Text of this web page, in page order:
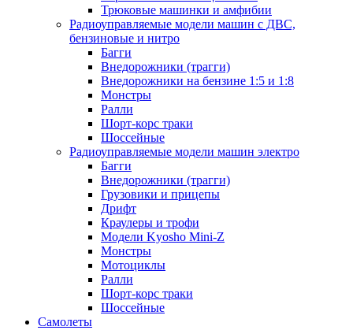
Трюковые машинки и амфибии
Радиоуправляемые модели машин с ДВС,
бензиновые и нитро
Багги
Внедорожники (трагги)
Внедорожники на бензине 1:5 и 1:8
Монстры
Ралли
Шорт-корс траки
Шоссейные
Радиоуправляемые модели машин электро
Багги
Внедорожники (трагги)
Грузовики и прицепы
Дрифт
Краулеры и трофи
Модели Kyosho Mini-Z
Монстры
Мотоциклы
Ралли
Шорт-корс траки
Шоссейные
Самолеты